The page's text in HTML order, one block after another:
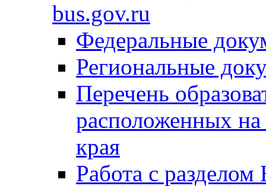
bus.gov.ru
Федеральные
Региональные
Перечень
расположенных на
края
Работа с